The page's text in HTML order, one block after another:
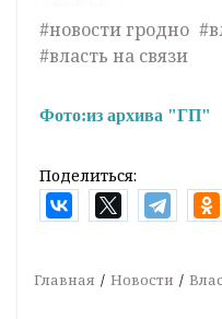
#новости гродно
#власть на связи
Фото:из архива "ГП"
Поделиться:
Главная Новости